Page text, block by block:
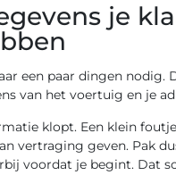
je
een paar dingen nodig.
van het voertuig en je
klopt. Een klein
vertraging geven. Pak
voordat je begint. Dat